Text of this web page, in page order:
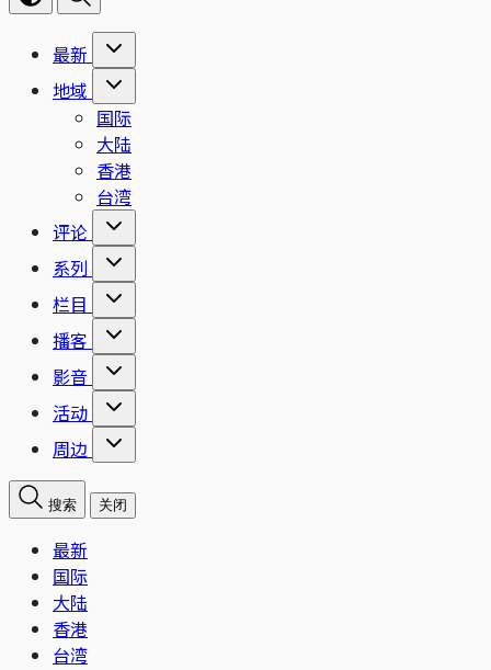
最新
地域
国际
大陆
香港
台湾
评论
系列
栏目
播客
影音
活动
周边
搜索 关闭
最新
国际
大陆
香港
台湾